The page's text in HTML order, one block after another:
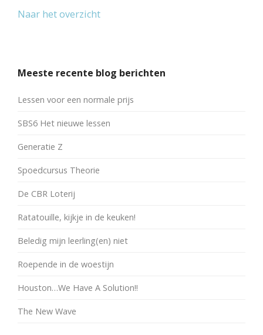
Naar het overzicht
Meeste recente blog berichten
Lessen voor een normale prijs
SBS6 Het nieuwe lessen
Generatie Z
Spoedcursus Theorie
De CBR Loterij
Ratatouille, kijkje in de keuken!
Beledig mijn leerling(en) niet
Roepende in de woestijn
Houston…We Have A Solution!!
The New Wave